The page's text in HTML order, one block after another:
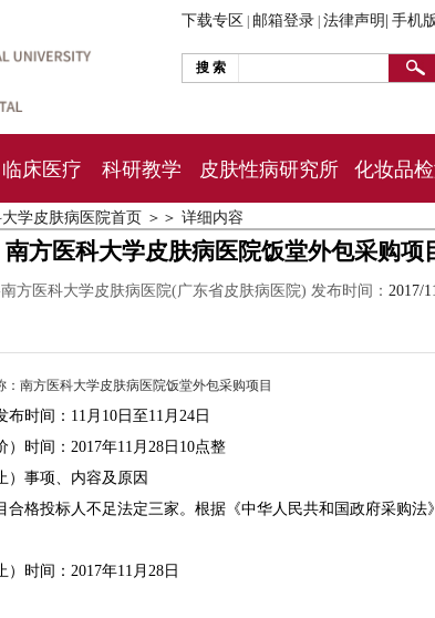
下载专区 邮箱登录 法律声明| 手机
搜 索
临床医疗 科研教学 皮肤性病研究所 化妆品
学皮肤病医院首页 ＞＞ 详细内容
南方医科大学皮肤病医院饭堂外包采购项
方医科大学皮肤病医院(广东省皮肤病医院) 发布时间： 2017/
：南方医科大学皮肤病医院饭堂外包采购项目
布时间：11月10日至11月24日
）时间：2017年11月28日10点整
）事项、内容及原因
合格投标人不足法定三家。根据《中华人民共和国政府采购
）时间：2017年11月28日